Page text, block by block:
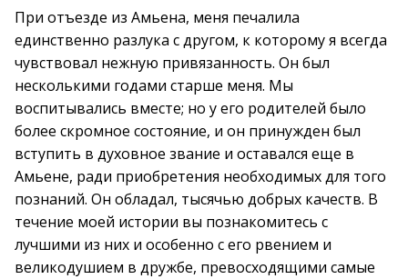
При отъезде из Амьена, меня печалила
единственно разлука с другом, к которому я всегда
чувствовал нежную привязанность. Он был
несколькими годами старше меня. Мы
воспитывались вместе; но у его родителей было
более скромное состояние, и он принужден был
вступить в духовное звание и оставался еще в
Амьене, ради приобретения необходимых для того
познаний. Он обладал, тысячью добрых качеств. В
течение моей истории вы познакомитесь с
лучшими из них и особенно с его рвением и
великодушием в дружбе, превосходящими самые